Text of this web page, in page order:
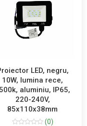
LED, negru,
10W, lumina rece,
aluminiu, IP65,
220-240V,
85x110x38mm
(0)